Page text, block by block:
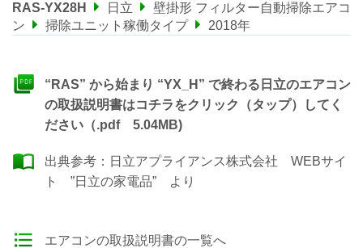
RAS-YX28H
日立
壁掛形 フィルター自動掃除エアコ
ン
掃除ユニット稼働タイプ 2018年
“RAS” から始まり “YX_H” で終わる日立のエアコン
の取扱説明書はコチラをクリック（タップ）してく
ださい（.pdf 5.04MB)
出典参考： 日立アプライアンス株式会社 WEBサイ
ト ”日立の家電品” より
エアコンの取扱説明書の一覧へ